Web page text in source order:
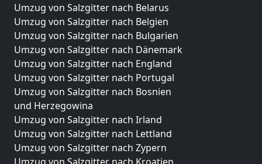
Umzug von Salzgitter nach Belarus
Umzug von Salzgitter nach Belgien
Umzug von Salzgitter nach Bulgarien
Umzug von Salzgitter nach Dänemark
Umzug von Salzgitter nach England
Umzug von Salzgitter nach Portugal
Umzug von Salzgitter nach Bosnien
und Herzegowina
Umzug von Salzgitter nach Irland
Umzug von Salzgitter nach Lettland
Umzug von Salzgitter nach Zypern
Umzug von Salzgitter nach Kroatien